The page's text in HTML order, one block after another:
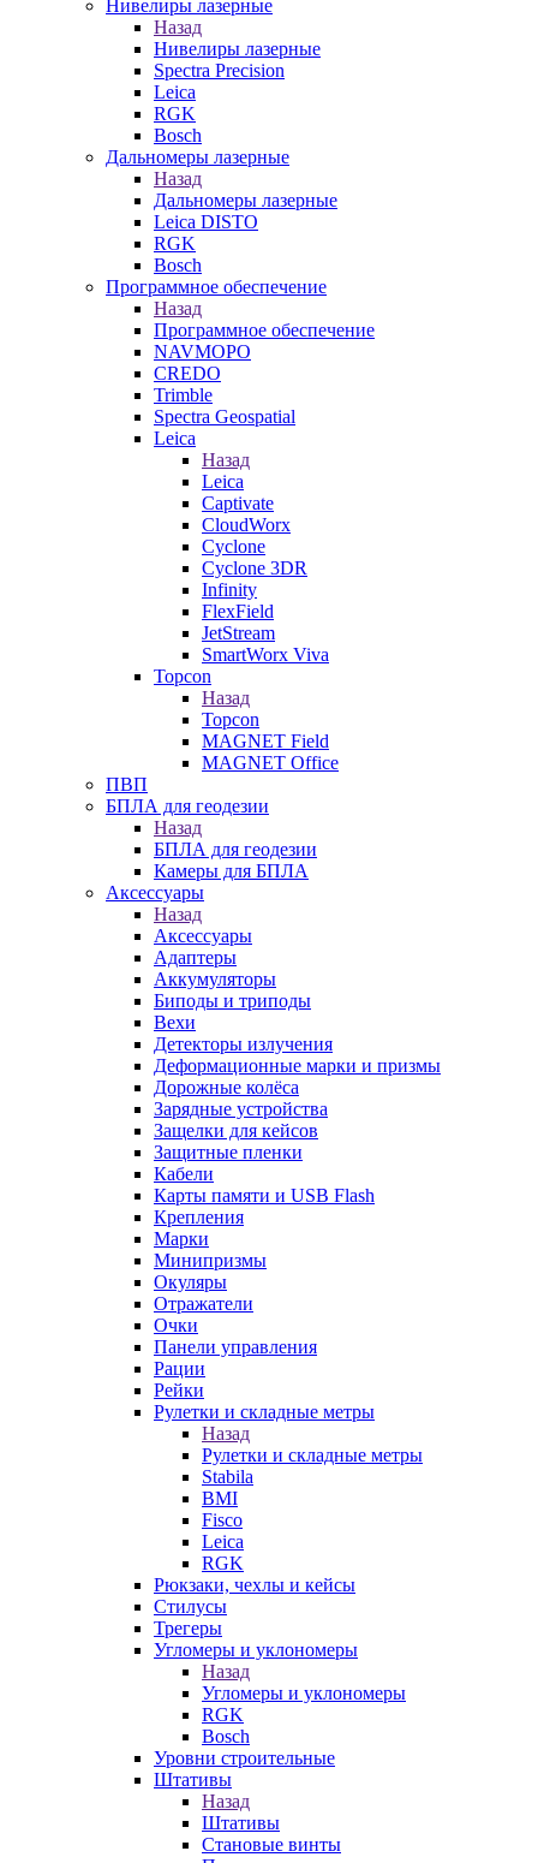
Нивелиры лазерные
Назад
Нивелиры лазерные
Spectra Precision
Leica
RGK
Bosch
Дальномеры лазерные
Назад
Дальномеры лазерные
Leica DISTO
RGK
Bosch
Программное обеспечение
Назад
Программное обеспечение
NAVMOPO
CREDO
Trimble
Spectra Geospatial
Leica
Назад
Leica
Captivate
CloudWorx
Cyclone
Cyclone 3DR
Infinity
FlexField
JetStream
SmartWorx Viva
Topcon
Назад
Topcon
MAGNET Field
MAGNET Office
ПВП
БПЛА для геодезии
Назад
БПЛА для геодезии
Камеры для БПЛА
Аксессуары
Назад
Аксессуары
Адаптеры
Аккумуляторы
Биподы и триподы
Вехи
Детекторы излучения
Деформационные марки и призмы
Дорожные колёса
Зарядные устройства
Защелки для кейсов
Защитные пленки
Кабели
Карты памяти и USB Flash
Крепления
Марки
Минипризмы
Окуляры
Отражатели
Очки
Панели управления
Рации
Рейки
Рулетки и складные метры
Назад
Рулетки и складные метры
Stabila
BMI
Fisco
Leica
RGK
Рюкзаки, чехлы и кейсы
Стилусы
Трегеры
Угломеры и уклономеры
Назад
Угломеры и уклономеры
RGK
Bosch
Уровни строительные
Штативы
Назад
Штативы
Становые винты